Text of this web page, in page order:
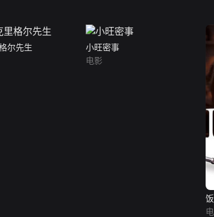
尔先生
小旺密事
电影